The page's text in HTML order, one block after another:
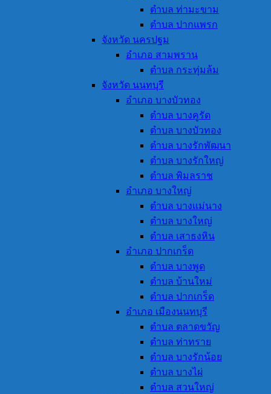
ตำบล ท่ามะขาม
ตำบล ปากแพรก
จังหวัด นครปฐม
อำเภอ สามพราน
ตำบล กระทุ่มล้ม
จังหวัด นนทบุรี
อำเภอ บางบัวทอง
ตำบล บางคูรัด
ตำบล บางบัวทอง
ตำบล บางรักพัฒนา
ตำบล บางรักใหญ่
ตำบล พิมลราช
อำเภอ บางใหญ่
ตำบล บางแม่นาง
ตำบล บางใหญ่
ตำบล เสาธงหิน
อำเภอ ปากเกร็ด
ตำบล บางพูด
ตำบล บ้านใหม่
ตำบล ปากเกร็ด
อำเภอ เมืองนนทบุรี
ตำบล ตลาดขวัญ
ตำบล ท่าทราย
ตำบล บางรักน้อย
ตำบล บางไผ่
ตำบล สวนใหญ่